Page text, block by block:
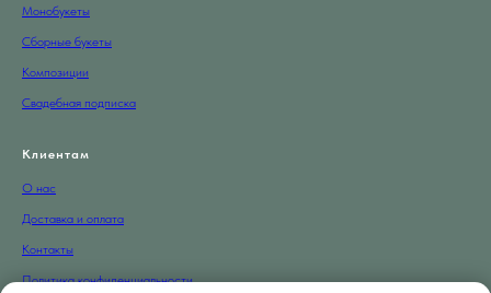
Монобукеты
Сборные букеты
Композиции
Свадебная подписка
Клиентам
О нас
Доставка и оплата
Контакты
Политика конфиденциальности